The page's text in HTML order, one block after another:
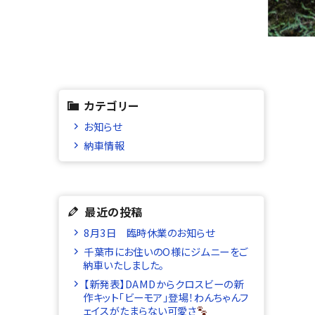
カテゴリー
お知らせ
納車情報
最近の投稿
8月3日 臨時休業のお知らせ
千葉市にお住いのO様にジムニーをご
納車いたしました。
【新発表】DAMDからクロスビーの新
作キット「ビーモア」登場！わんちゃんフ
ェイスがたまらない可愛さ